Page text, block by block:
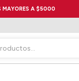
MAYORES A $5000